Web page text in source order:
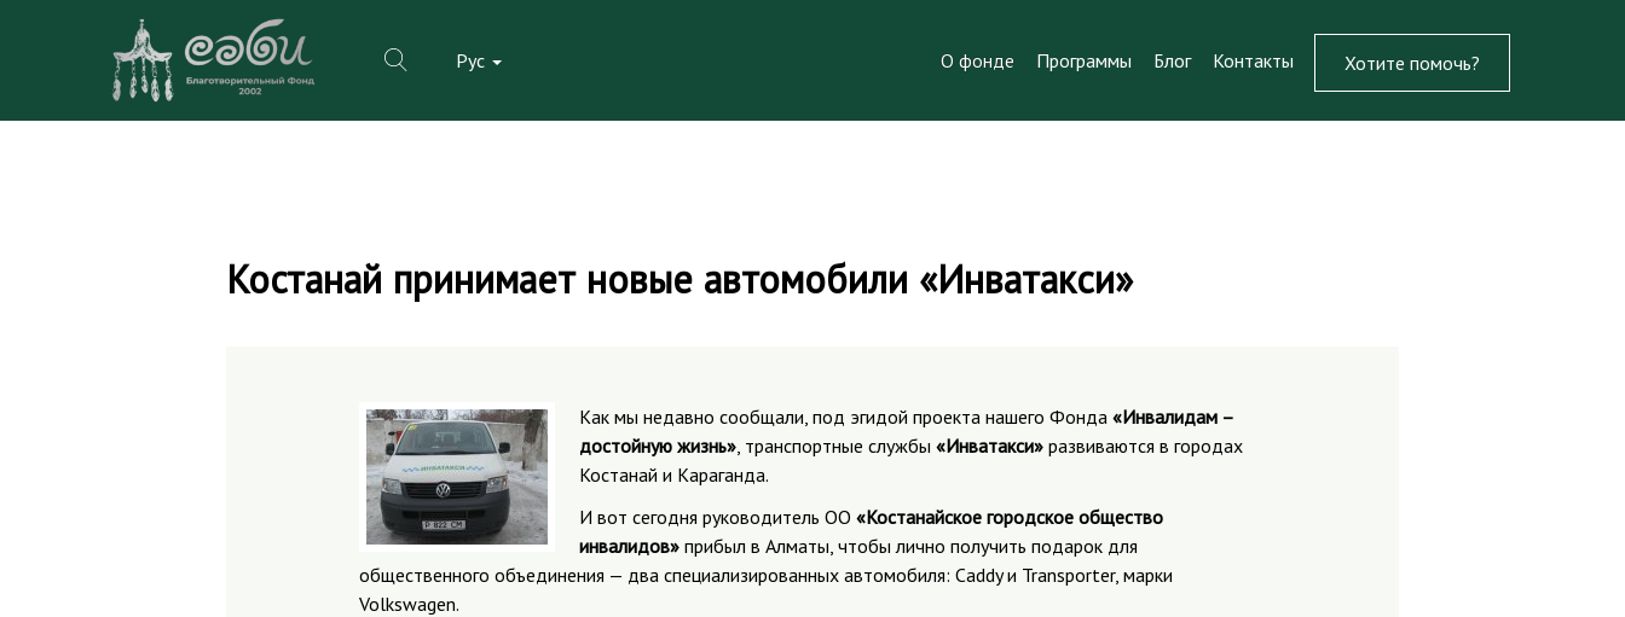
Рус О фонде Программы Блог Контакты Хотите помочь?
Костанай принимает новые автомобили «Инватакси»
Как мы недавно сообщали, под эгидой проекта нашего Фонда «Инвалидам –
достойную жизнь», транспортные службы «Инватакси» развиваются в городах
Костанай и Караганда.
И вот сегодня руководитель ОО «Костанайское городское общество
инвалидов» прибыл в Алматы, чтобы лично получить подарок для
общественного объединения — два специализированных автомобиля: Caddy и Transporter, марки
Volkswagen.